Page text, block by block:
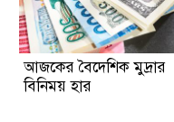
আজকের বৈদেশিক মুদ্রার
বিনিময় হার